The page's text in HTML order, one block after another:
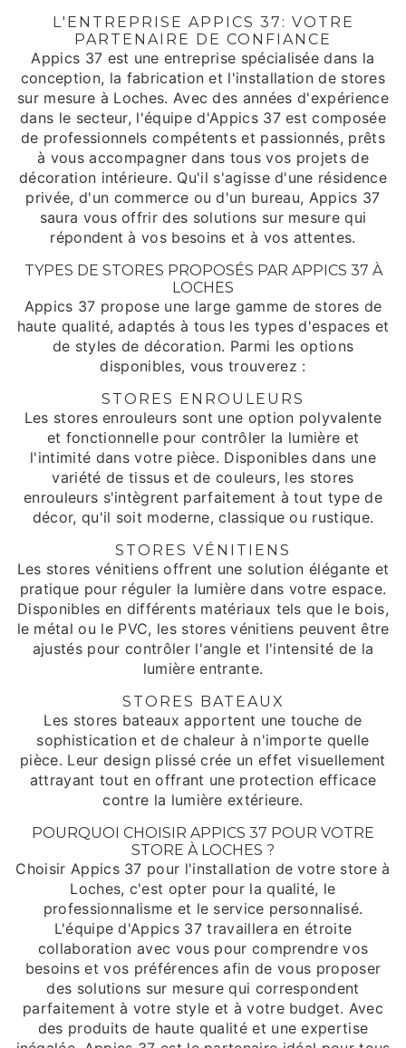
L'ENTREPRISE APPICS 37: VOTRE
PARTENAIRE DE CONFIANCE
Appics 37 est une entreprise spécialisée dans la
conception, la fabrication et l'installation de stores
sur mesure à Loches. Avec des années d'expérience
dans le secteur, l'équipe d'Appics 37 est composée
de professionnels compétents et passionnés, prêts
à vous accompagner dans tous vos projets de
décoration intérieure. Qu'il s'agisse d'une résidence
privée, d'un commerce ou d'un bureau, Appics 37
saura vous offrir des solutions sur mesure qui
répondent à vos besoins et à vos attentes.
TYPES DE STORES PROPOSÉS PAR APPICS 37 À
LOCHES
Appics 37 propose une large gamme de stores de
haute qualité, adaptés à tous les types d'espaces et
de styles de décoration. Parmi les options
disponibles, vous trouverez :
STORES ENROULEURS
Les stores enrouleurs sont une option polyvalente
et fonctionnelle pour contrôler la lumière et
l'intimité dans votre pièce. Disponibles dans une
variété de tissus et de couleurs, les stores
enrouleurs s'intègrent parfaitement à tout type de
décor, qu'il soit moderne, classique ou rustique.
STORES VÉNITIENS
Les stores vénitiens offrent une solution élégante et
pratique pour réguler la lumière dans votre espace.
Disponibles en différents matériaux tels que le bois,
le métal ou le PVC, les stores vénitiens peuvent être
ajustés pour contrôler l'angle et l'intensité de la
lumière entrante.
STORES BATEAUX
Les stores bateaux apportent une touche de
sophistication et de chaleur à n'importe quelle
pièce. Leur design plissé crée un effet visuellement
attrayant tout en offrant une protection efficace
contre la lumière extérieure.
POURQUOI CHOISIR APPICS 37 POUR VOTRE
STORE À LOCHES ?
Choisir Appics 37 pour l'installation de votre store à
Loches, c'est opter pour la qualité, le
professionnalisme et le service personnalisé.
L'équipe d'Appics 37 travaillera en étroite
collaboration avec vous pour comprendre vos
besoins et vos préférences afin de vous proposer
des solutions sur mesure qui correspondent
parfaitement à votre style et à votre budget. Avec
des produits de haute qualité et une expertise